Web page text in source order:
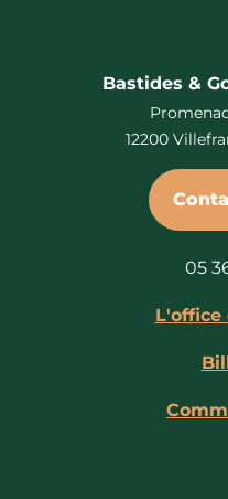
Bastides &
12200
05
L'office